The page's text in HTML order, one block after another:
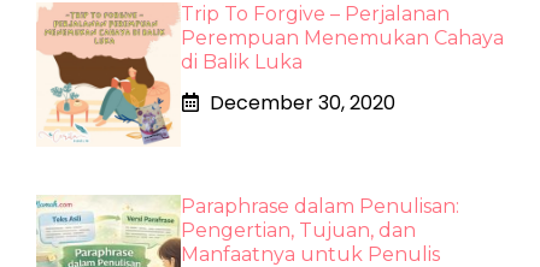
Trip To Forgive – Perjalanan
Perempuan Menemukan Cahaya
di Balik Luka
December 30, 2020
Paraphrase dalam Penulisan:
Pengertian, Tujuan, dan
Manfaatnya untuk Penulis